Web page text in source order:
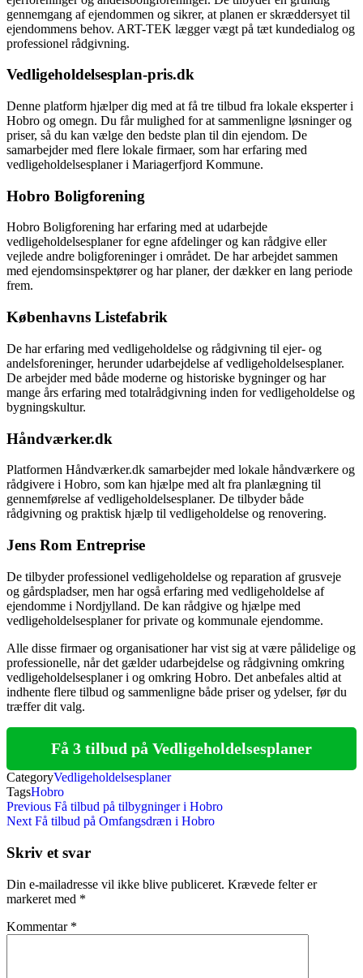
gennemgang af ejendommen og sikrer, at planen er skræddersyet til
ejendommens behov. ART-TEK lægger vægt på tæt kundedialog og
professionel rådgivning.
Vedligeholdelsesplan-pris.dk
Denne platform hjælper dig med at få tre tilbud fra lokale eksperter i
Hobro og omegn. Du får mulighed for at sammenligne løsninger og
priser, så du kan vælge den bedste plan til din ejendom. De
samarbejder med flere lokale firmaer, som har erfaring med
vedligeholdelsesplaner i Mariagerfjord Kommune.
Hobro Boligforening
Hobro Boligforening har erfaring med at udarbejde
vedligeholdelsesplaner for egne afdelinger og kan rådgive eller
vejlede andre boligforeninger i området. De har arbejdet sammen
med ejendomsinspektører og har planer, der dækker en lang periode
frem.
Københavns Listefabrik
De har erfaring med vedligeholdelse og rådgivning til ejer- og
andelsforeninger, herunder udarbejdelse af vedligeholdelsesplaner.
De arbejder med både moderne og historiske bygninger og har
mange års erfaring med totalrådgivning inden for vedligeholdelse og
bygningskultur.
Håndværker.dk
Platformen Håndværker.dk samarbejder med lokale håndværkere og
rådgivere i Hobro, som kan hjælpe med alt fra planlægning til
gennemførelse af vedligeholdelsesplaner. De tilbyder både
rådgivning og praktisk hjælp til vedligeholdelse og renovering.
Jens Rom Entreprise
De tilbyder professionel vedligeholdelse og reparation af grusveje
og gårdspladser, men har også erfaring med vedligeholdelse af
ejendomme i Nordjylland. De kan rådgive og hjælpe med
vedligeholdelsesplaner for private og kommunale ejendomme.
Alle disse firmaer og organisationer har vist sig at være pålidelige og
professionelle, når det gælder udarbejdelse og rådgivning omkring
vedligeholdelsesplaner i og omkring Hobro. Det anbefales altid at
indhente flere tilbud og sammenligne både priser og ydelser, før du
træffer dit valg.
Få 3 tilbud på Vedligeholdelsesplaner
CategoryVedligeholdelsesplaner
TagsHobro
Indlægsnavigation
Previous
Post
Previous Få tilbud på tilbygninger i Hobro
Next
Next Få tilbud på Omfangsdræn i Hobro
Skriv et svar
Din e-mailadresse vil ikke blive publiceret. Krævede felter er
markeret med *
Kommentar *